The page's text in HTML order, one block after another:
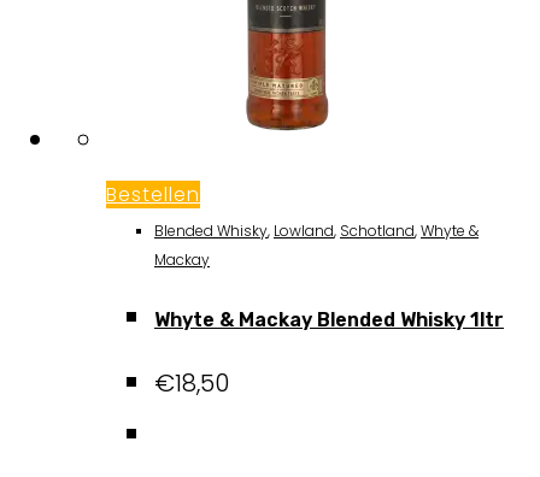
Bestellen
Blended Whisky, Lowland, Schotland,Whyte &
Mackay
Whyte & Mackay Blended Whisky 1ltr
€18,50